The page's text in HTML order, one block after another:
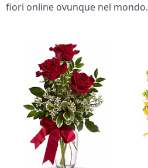
fiori online ovunque nel mondo.
Bouquet di fiori